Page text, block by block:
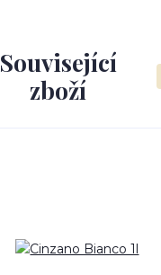
Související
zboží